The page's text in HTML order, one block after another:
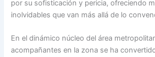
por su sofisticación y pericia, ofreciendo
inolvidables que van más allá de lo
En el dinámico núcleo del área
acompañantes en la zona se ha